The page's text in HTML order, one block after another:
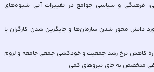
فرهنگی و سیاسی جوامع در تغییرات آتی شیوه‌های
دانش محور شدن سازمان‌ها و جایگزین شدن کارگران با
کاهش نرخ رشد جمعیت و خودکشی جمعی جامعه و لزوم